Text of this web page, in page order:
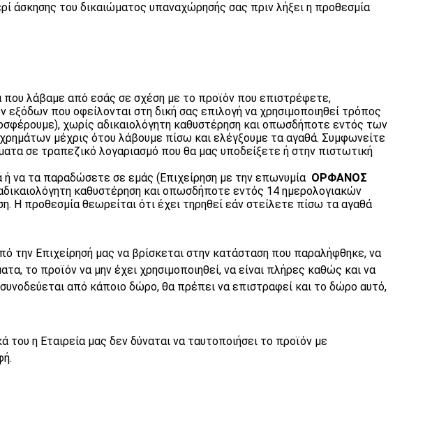
άσκησης του δικαιώματος υπαναχώρησής σας πριν λήξει η προθεσμία
λάβαμε από εσάς σε σχέση με το προϊόν που επιστρέφετε,
που οφείλονται στη δική σας επιλογή να χρησιμοποιηθεί τρόπος
χωρίς αδικαιολόγητη καθυστέρηση και οπωσδήποτε εντός των
μέχρις ότου λάβουμε πίσω και ελέγξουμε τα αγαθά. Συμφωνείτε
σε τραπεζικό λογαριασμό που θα μας υποδείξετε ή στην πιστωτική
ή να τα παραδώσετε σε εμάς (Επιχείρηση με την επωνυμία ΟΡΦΑΝΟΣ
καθυστέρηση και οπωσδήποτε εντός 14 ημερολογιακών
προθεσμία θεωρείται ότι έχει τηρηθεί εάν στείλετε πίσω τα αγαθά
την Επιχείρησή μας να βρίσκεται στην κατάσταση που παραλήφθηκε, να
το προϊόν να μην έχει χρησιμοποιηθεί, να είναι πλήρες καθώς και να
από κάποιο δώρο, θα πρέπει να επιστραφεί και το δώρο αυτό,
η Εταιρεία μας δεν δύναται να ταυτοποιήσει το προϊόν με